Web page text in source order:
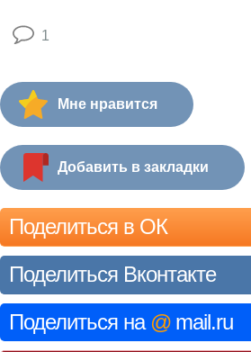
1
Мне нравится
Добавить в закладки
Поделиться в ОК
Поделиться Вконтакте
Поделиться на @ mail.ru